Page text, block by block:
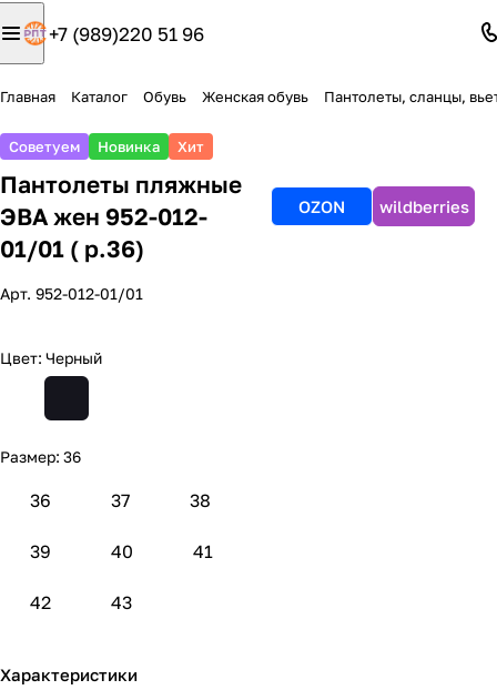
+7 (989)220 51 96
Главная Каталог Обувь Женская обувь Пантолеты, сланцы,
Советуем Новинка Хит
Пантолеты пляжные
ЭВА жен 952-012-
01/01 ( р.36)
Арт. 952-012-01/01
Цвет: Черный
Размер: 36
36 37 38
39 40 41
42 43
Характеристики
OZON wildberries